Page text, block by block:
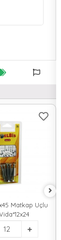
Matkap Uçlu